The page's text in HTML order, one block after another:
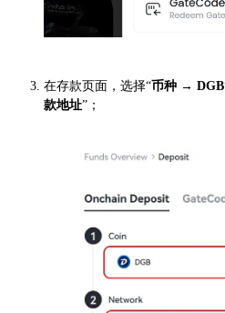
在存款页面，选择“币种 → DGB
款地址”；